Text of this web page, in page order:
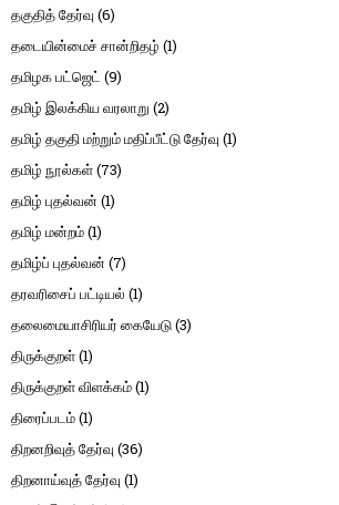
தகுதித் தேர்வு (6)
தடையின்மைச் சான்றிதழ் (1)
தமிழக பட்ஜெட் (9)
தமிழ் இலக்கிய வரலாறு (2)
தமிழ் தகுதி மற்றும் மதிப்பீட்டு தேர்வு (1)
தமிழ் நூல்கள்(73)
தமிழ் புதல்வன் (1)
தமிழ் மன்றம்(1)
தமிழ்ப் புதல்வன் (7)
தரவரிசைப் பட்டியல் (1)
தலைமையாசிரியர் கையேடு(3)
திருக்குறள்(1)
திருக்குறள் விளக்கம்(1)
திரைப்படம்(1)
திறனறிவுத் தேர்வு (36)
திறனாய்வுத் தேர்வு (1)